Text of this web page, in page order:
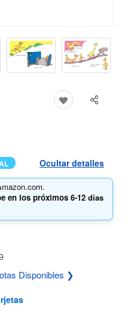
Ocultar detalles
en los próximos 6-12 días
Disponibles ❯